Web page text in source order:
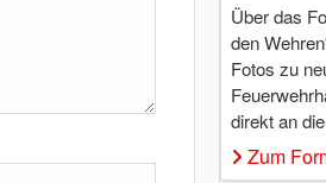
Über das
den
Fotos zu
direkt an
Zum